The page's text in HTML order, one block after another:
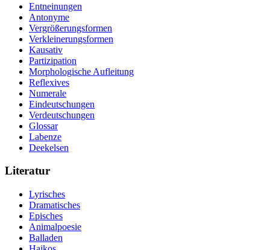
Entneinungen
Antonyme
Vergrößerungsformen
Verkleinerungsformen
Kausativ
Partizipation
Morphologische Aufleitung
Reflexives
Numerale
Eindeutschungen
Verdeutschungen
Glossar
Labenze
Deekelsen
Literatur
Lyrisches
Dramatisches
Episches
Animalpoesie
Balladen